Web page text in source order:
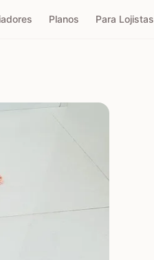
Planos Para Lojistas